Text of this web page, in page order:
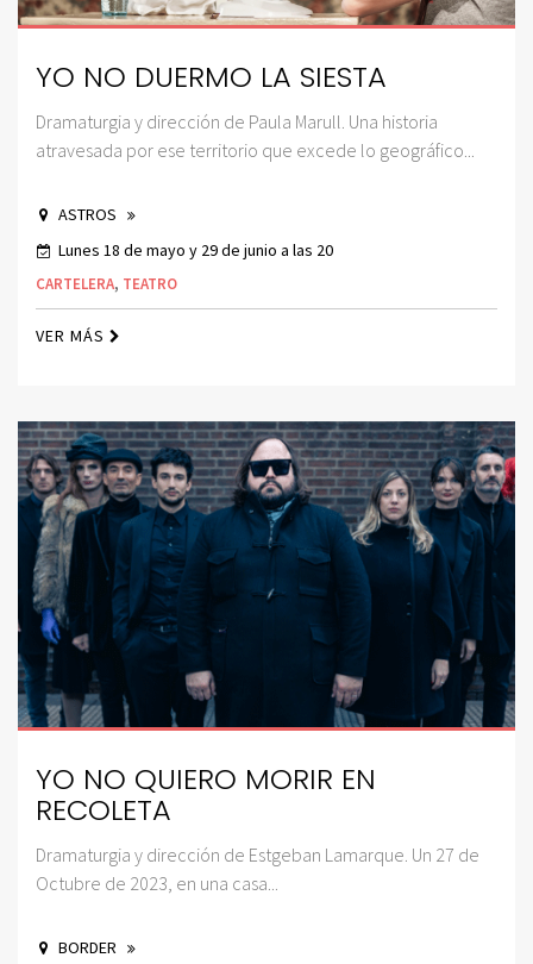
YO NO DUERMO LA SIESTA
Dramaturgia y dirección de Paula Marull. Una historia
atravesada por ese territorio que excede lo geográfico...
ASTROS
Lunes 18 de mayo y 29 de junio a las 20
CARTELERA, TEATRO
VER MÁS
YO NO QUIERO MORIR EN
RECOLETA
Dramaturgia y dirección de Estgeban Lamarque. Un 27 de
Octubre de 2023, en una casa...
BORDER